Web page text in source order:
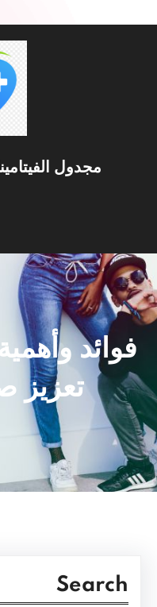
مجدول
فوائد
تعزيز
Search